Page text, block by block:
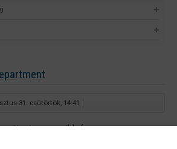
31. csütörtök, 14:41
is responsible for: